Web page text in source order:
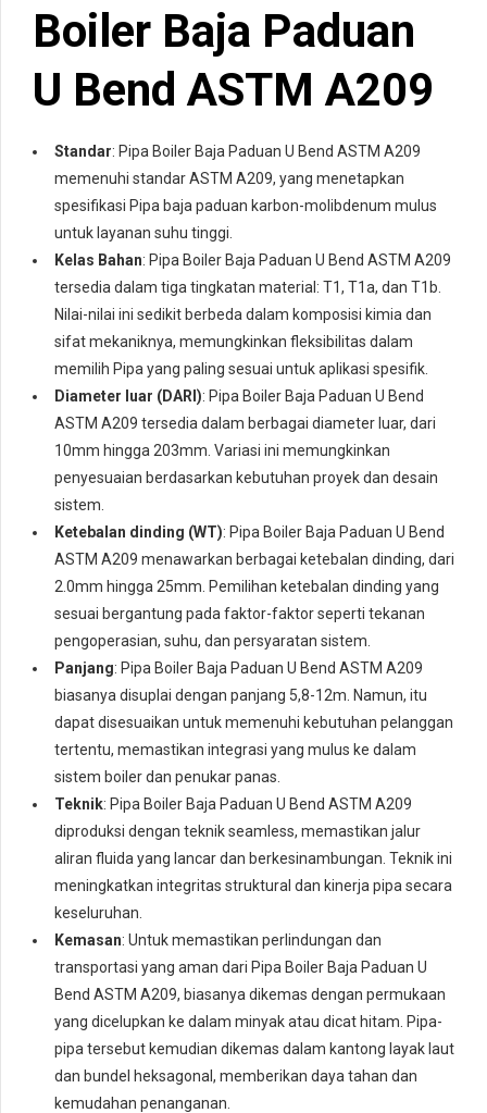
Boiler Baja Paduan
U Bend ASTM A209
Standar: Pipa Boiler Baja Paduan U Bend ASTM A209
memenuhi standar ASTM A209, yang menetapkan
spesifikasi Pipa baja paduan karbon-molibdenum mulus
untuk layanan suhu tinggi.
Kelas Bahan: Pipa Boiler Baja Paduan U Bend ASTM A209
tersedia dalam tiga tingkatan material: T1, T1a, dan T1b.
Nilai-nilai ini sedikit berbeda dalam komposisi kimia dan
sifat mekaniknya, memungkinkan fleksibilitas dalam
memilih Pipa yang paling sesuai untuk aplikasi spesifik.
Diameter luar (DARI): Pipa Boiler Baja Paduan U Bend
ASTM A209 tersedia dalam berbagai diameter luar, dari
10mm hingga 203mm. Variasi ini memungkinkan
penyesuaian berdasarkan kebutuhan proyek dan desain
sistem.
Ketebalan dinding (WT): Pipa Boiler Baja Paduan U Bend
ASTM A209 menawarkan berbagai ketebalan dinding, dari
2.0mm hingga 25mm. Pemilihan ketebalan dinding yang
sesuai bergantung pada faktor-faktor seperti tekanan
pengoperasian, suhu, dan persyaratan sistem.
Panjang: Pipa Boiler Baja Paduan U Bend ASTM A209
biasanya disuplai dengan panjang 5,8-12m. Namun, itu
dapat disesuaikan untuk memenuhi kebutuhan pelanggan
tertentu, memastikan integrasi yang mulus ke dalam
sistem boiler dan penukar panas.
Teknik: Pipa Boiler Baja Paduan U Bend ASTM A209
diproduksi dengan teknik seamless, memastikan jalur
aliran fluida yang lancar dan berkesinambungan. Teknik ini
meningkatkan integritas struktural dan kinerja pipa secara
keseluruhan.
Kemasan: Untuk memastikan perlindungan dan
transportasi yang aman dari Pipa Boiler Baja Paduan U
Bend ASTM A209, biasanya dikemas dengan permukaan
yang dicelupkan ke dalam minyak atau dicat hitam. Pipa-
pipa tersebut kemudian dikemas dalam kantong layak laut
dan bundel heksagonal, memberikan daya tahan dan
kemudahan penanganan.